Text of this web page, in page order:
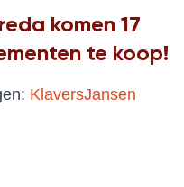
komen 17
te koop!
KlaversJansen